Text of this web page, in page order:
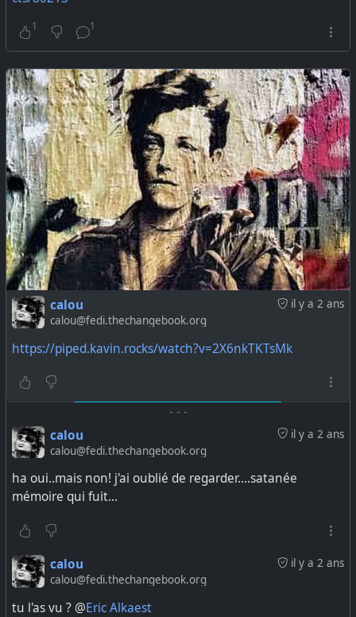
1 1
il y a 2 ans
calou
calou@fedi.thechangebook.org
https://piped.kavin.rocks/watch?v=2X6nkTKTsMk
- - -
il y a 2 ans
calou
calou@fedi.thechangebook.org
ha oui..mais non! j'ai oublié de regarder....satanée
mémoire qui fuit...
il y a 2 ans
calou
calou@fedi.thechangebook.org
tu l'as vu ? @Eric Alkaest